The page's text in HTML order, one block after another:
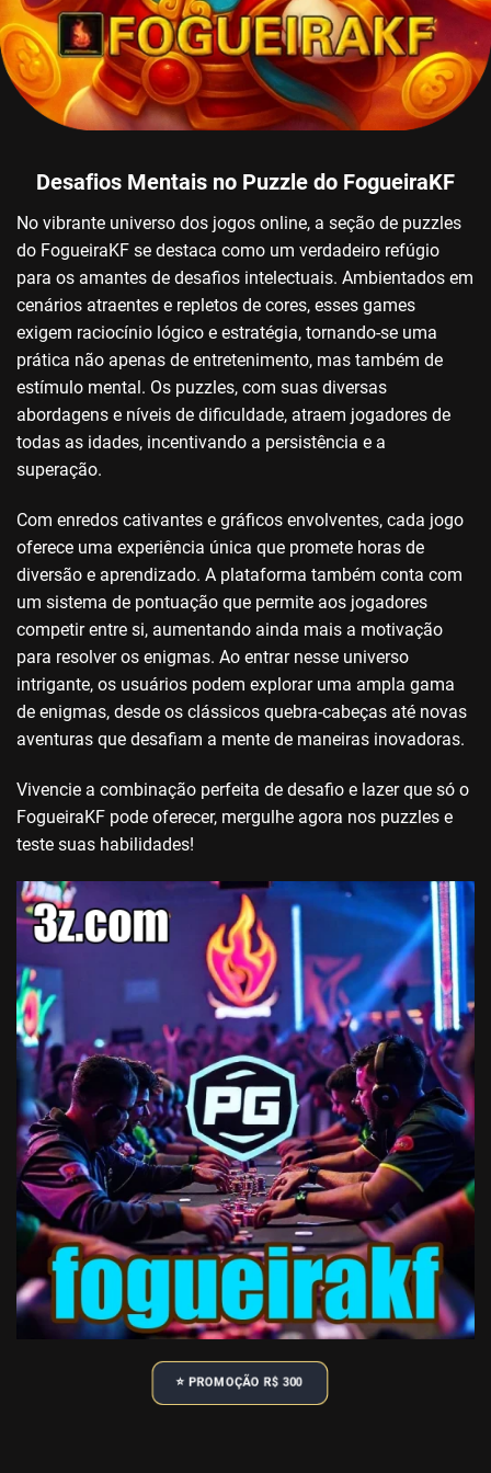
Desafios Mentais no Puzzle do FogueiraKF
No vibrante universo dos jogos online, a seção de puzzles
do FogueiraKF se destaca como um verdadeiro refúgio
para os amantes de desafios intelectuais. Ambientados em
cenários atraentes e repletos de cores, esses games
exigem raciocínio lógico e estratégia, tornando-se uma
prática não apenas de entretenimento, mas também de
estímulo mental. Os puzzles, com suas diversas
abordagens e níveis de dificuldade, atraem jogadores de
todas as idades, incentivando a persistência e a
superação.
Com enredos cativantes e gráficos envolventes, cada jogo
oferece uma experiência única que promete horas de
diversão e aprendizado. A plataforma também conta com
um sistema de pontuação que permite aos jogadores
competir entre si, aumentando ainda mais a motivação
para resolver os enigmas. Ao entrar nesse universo
intrigante, os usuários podem explorar uma ampla gama
de enigmas, desde os clássicos quebra-cabeças até novas
aventuras que desafiam a mente de maneiras inovadoras.
Vivencie a combinação perfeita de desafio e lazer que só o
FogueiraKF pode oferecer, mergulhe agora nos puzzles e
teste suas habilidades!
⭐️ PROMOÇÃO R$ 300